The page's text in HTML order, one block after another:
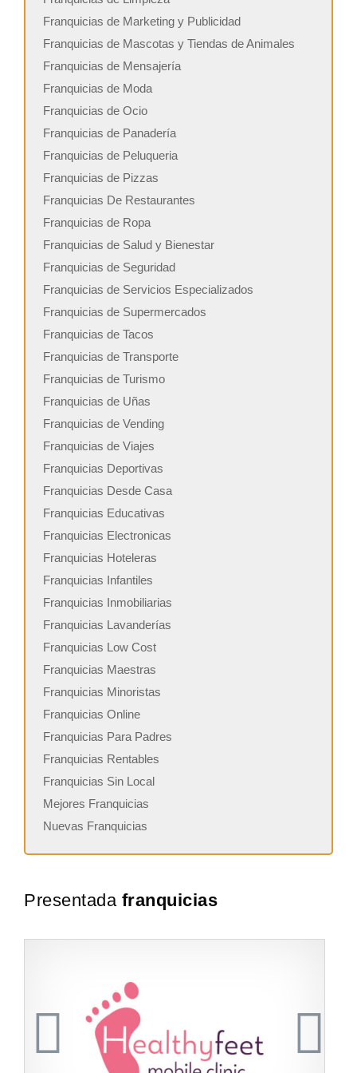
Franquicias de Marketing y Publicidad
Franquicias de Mascotas y Tiendas de Animales
Franquicias de Mensajería
Franquicias de Moda
Franquicias de Ocio
Franquicias de Panadería
Franquicias de Peluqueria
Franquicias de Pizzas
Franquicias De Restaurantes
Franquicias de Ropa
Franquicias de Salud y Bienestar
Franquicias de Seguridad
Franquicias de Servicios Especializados
Franquicias de Supermercados
Franquicias de Tacos
Franquicias de Transporte
Franquicias de Turismo
Franquicias de Uñas
Franquicias de Vending
Franquicias de Viajes
Franquicias Deportivas
Franquicias Desde Casa
Franquicias Educativas
Franquicias Electronicas
Franquicias Hoteleras
Franquicias Infantiles
Franquicias Inmobiliarias
Franquicias Lavanderías
Franquicias Low Cost
Franquicias Maestras
Franquicias Minoristas
Franquicias Online
Franquicias Para Padres
Franquicias Rentables
Franquicias Sin Local
Mejores Franquicias
Nuevas Franquicias
Presentada franquicias